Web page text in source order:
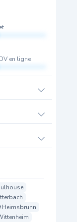
en ligne
Heimsbrunn